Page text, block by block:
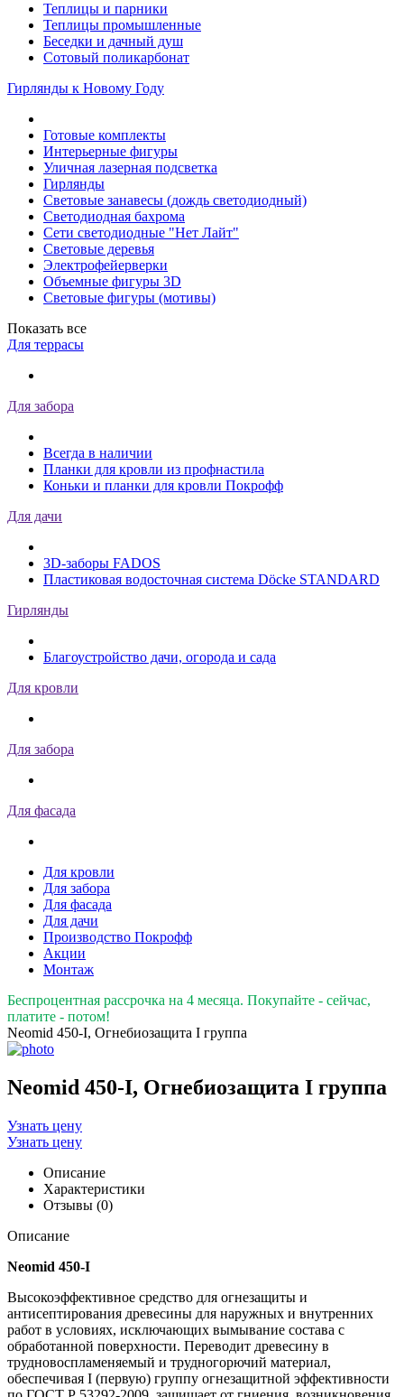
Теплицы и парники
Теплицы промышленные
Беседки и дачный душ
Сотовый поликарбонат
Гирлянды к Новому Году
Готовые комплекты
Интерьерные фигуры
Уличная лазерная подсветка
Гирлянды
Световые занавесы (дождь светодиодный)
Светодиодная бахрома
Сети светодиодные "Нет Лайт"
Световые деревья
Электрофейерверки
Объемные фигуры 3D
Световые фигуры (мотивы)
Показать все
Для террасы
Для забора
Всегда в наличии
Планки для кровли из профнастила
Коньки и планки для кровли Покрофф
Для дачи
3D-заборы FADOS
Пластиковая водосточная система Döcke STANDARD
Гирлянды
Благоустройство дачи, огорода и сада
Для кровли
Для забора
Для фасада
Для кровли
Для забора
Для фасада
Для дачи
Производство Покрофф
Акции
Монтаж
Беспроцентная рассрочка на 4 месяца. Покупайте - сейчас,
платите - потом!
Neomid 450-I, Огнебиозащита I группа
Neomid 450-I, Огнебиозащита I группа
Узнать цену
Узнать цену
Описание
Характеристики
Отзывы (0)
Описание
Neomid 450-I
Высокоэффективное средство для огнезащиты и
антисептирования древесины для наружных и внутренних
работ в условиях, исключающих вымывание состава с
обработанной поверхности. Переводит древесину в
трудновоспламеняемый и трудногорючий материал,
обеспечивая I (первую) группу огнезащитной эффективности